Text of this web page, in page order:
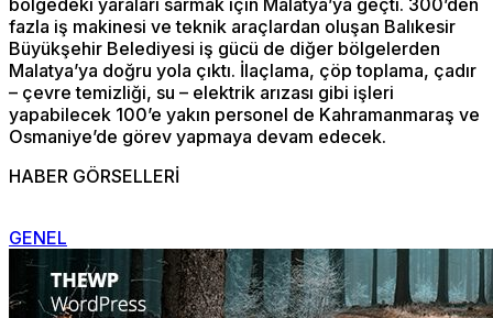
fazla iş makinesi ve teknik araçlardan oluşan Balıkesir
Büyükşehir Belediyesi iş gücü de diğer bölgelerden
Malatya’ya doğru yola çıktı. İlaçlama, çöp toplama, çadır
– çevre temizliği, su – elektrik arızası gibi işleri
yapabilecek 100’e yakın personel de Kahramanmaraş ve
Osmaniye’de görev yapmaya devam edecek.
HABER GÖRSELLERİ
GENEL